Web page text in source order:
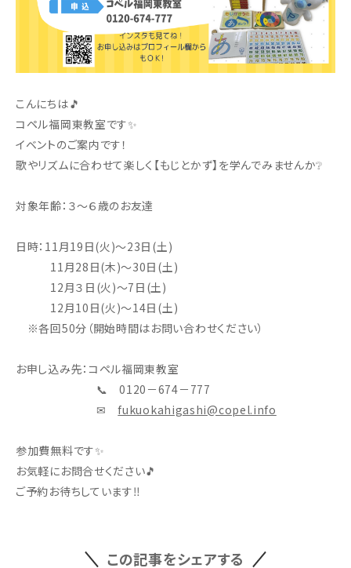
こんにちは🎵
コペル福岡東教室です✨
イベントのご案内です！
歌やリズムに合わせて楽しく【もじとかず】を学んでみませんか❔
対象年齢：３～６歳のお友達
日時：11月19日(火)～23日(土)
11月28日(木)～30日(土)
12月３日(火)～7日(土)
12月10日(火)～14日(土)
※各回50分（開始時間はお問い合わせください）
お申し込み先：コペル福岡東教室
📞 0120－674－777
✉fukuokahigashi@copel.info
参加費無料です✨
お気軽にお問合せください🎵
ご予約お待ちしています‼
この記事をシェアする